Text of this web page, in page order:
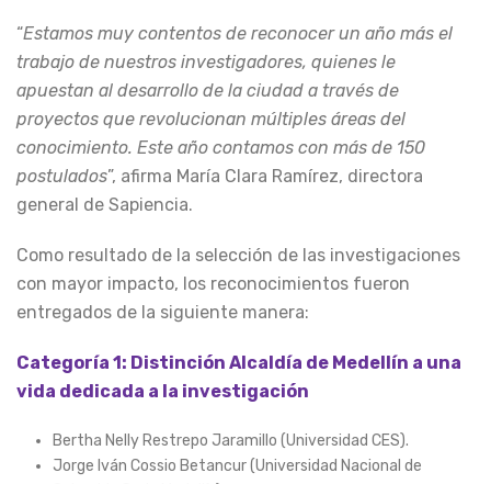
“Estamos muy contentos de reconocer un año más el
trabajo de nuestros investigadores, quienes le
apuestan al desarrollo de la ciudad a través de
proyectos que revolucionan múltiples áreas del
conocimiento. Este año contamos con más de 150
postulados”, afirma María Clara Ramírez, directora
general de Sapiencia.
Como resultado de la selección de las investigaciones
con mayor impacto, los reconocimientos fueron
entregados de la siguiente manera:
Categoría 1: Distinción Alcaldía de Medellín a una
vida dedicada a la investigación
Bertha Nelly Restrepo Jaramillo (Universidad CES).
Jorge Iván Cossio Betancur (Universidad Nacional de